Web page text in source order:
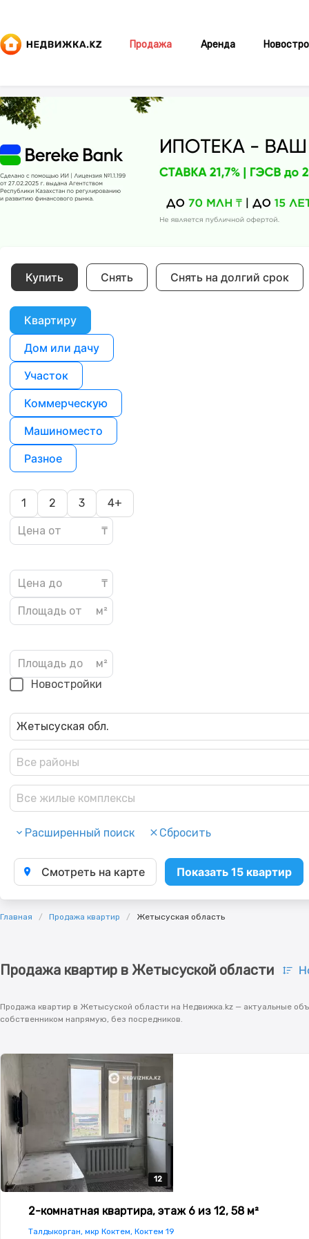
Продажа Аренда
Купить Снять Снять на долгий срок
Квартиру
Дом или дачу
Участок
Коммерческую
Машиноместо
Разное
1 2 3 4+
Новостройки
Жетысуская обл.
Все районы
Все жилые комплексы
Расширенный поиск Сбросить
Смотреть на карте Показать 15 квартир
Главная Продажа квартир Жетысуская область
Продажа квартир в Жетысуской области
Продажа квартир в Жетысуской области на Недвижка.kz — актуальные
собственником напрямую, без посредников.
12
12
12
12
12
2-комнатная квартира, этаж 6 из 12, 58 м²
Талдыкорган, мкр Коктем, Коктем 19